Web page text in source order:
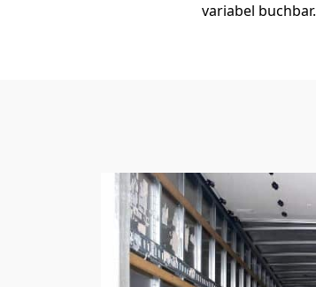
variabel buchbar.